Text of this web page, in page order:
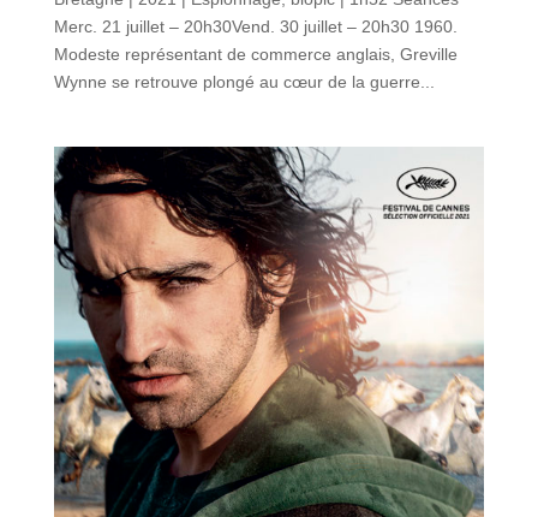
Merc. 21 juillet – 20h30Vend. 30 juillet – 20h30 1960.
Modeste représentant de commerce anglais, Greville
Wynne se retrouve plongé au cœur de la guerre...